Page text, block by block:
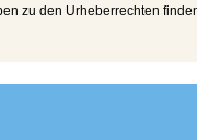
zu den Urheberrechten